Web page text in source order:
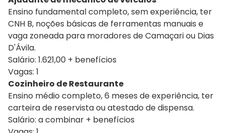
Ensino fundamental completo, sem experiência, ter
CNH B, noções básicas de ferramentas manuais e
vaga zoneada para moradores de Camaçari ou Dias
D'Ávila.
Salário: 1.621,00 + benefícios
Vagas: 1
Cozinheiro de Restaurante
Ensino médio completo, 6 meses de experiência, ter
carteira de reservista ou atestado de dispensa.
Salário: a combinar + benefícios